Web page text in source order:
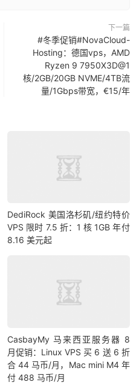
下一篇
#冬季促销#NovaCloud-
Hosting：德国vps，AMD
Ryzen 9 7950X3D@1
核/2GB/20GB NVME/4TB流
量/1Gbps带宽，€15/年
DediRock 美国洛杉矶/纽约特价
VPS 限时 7.5 折：1 核 1GB 年付
8.16 美元起
CasbayMy 马来西亚服务器 8
月促销：Linux VPS 买 6 送 6 折
合 44 马币/月，Mac mini M4 年
付 488 马币/月